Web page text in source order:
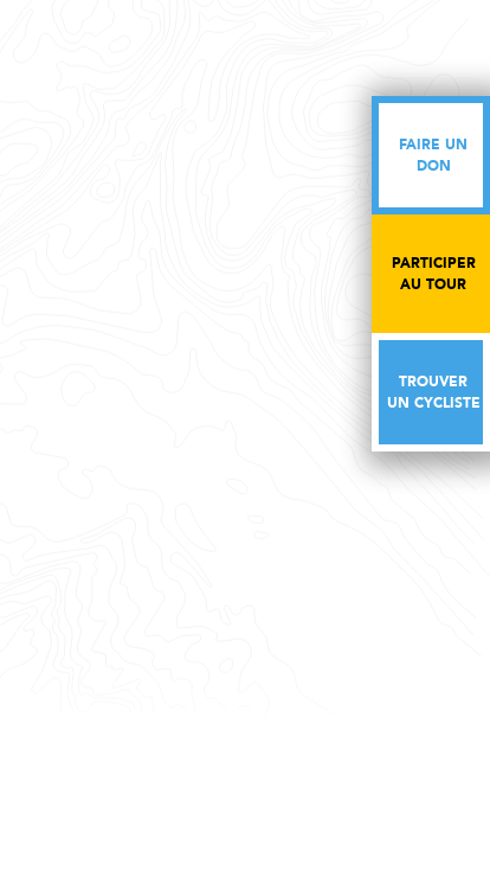
FAIRE UN
DON
PARTICIPER
AU TOUR
TROUVER
UN CYCLISTE
FAIRE UN
DON
PARTICIPER
AU TOUR
TROUVER
UN CYCLISTE